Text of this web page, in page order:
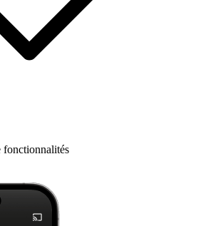
fonctionnalités